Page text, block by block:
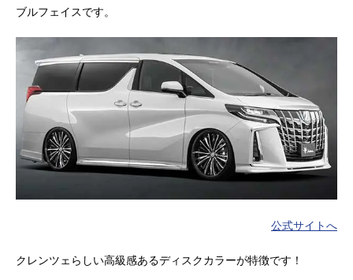
ブルフェイスです。
公式サイトへ
クレンツェらしい高級感あるディスクカラーが特徴です！